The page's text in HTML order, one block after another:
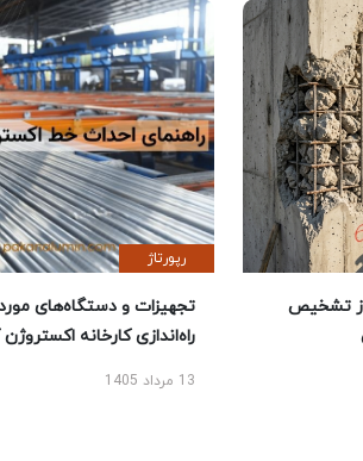
تشخیص
رپورتاژ
تجهیزات و دستگاه‌های
راه‌اندازی کارخانه اکستروژن
13 مرداد 1405